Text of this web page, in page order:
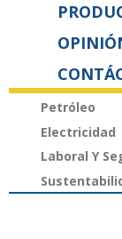
Petróleo
Electricidad
Laboral Y